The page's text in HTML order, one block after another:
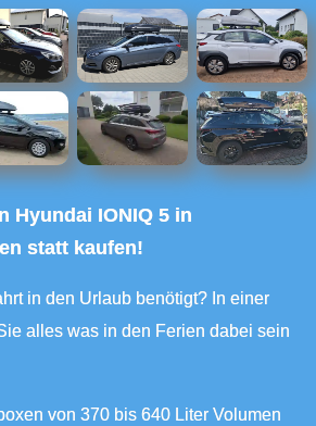
statt kaufen!
alles was in den Ferien dabei sein